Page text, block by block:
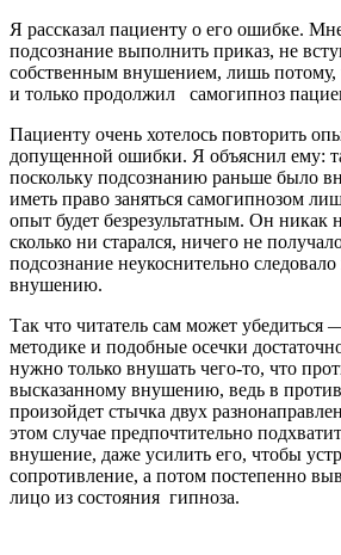
Я рассказал пациенту о его ошибке. Мне
подсознание выполнить приказ, не
собственным внушением, лишь потому,
и только продолжил самогипноз
Пациенту очень хотелось повторить
допущенной ошибки. Я объяснил ему:
поскольку подсознанию раньше было
иметь право заняться самогипнозом
опыт будет безрезультатным. Он никак
сколько ни старался, ничего не
подсознание неукоснительно
внушению.
Так что читатель сам может убедиться
методике и подобные осечки
нужно только внушать чего-то, что
высказанному внушению, ведь в
произойдет стычка двух
этом случае предпочтительно
внушение, даже усилить его, чтобы
сопротивление, а потом постепенно
лицо из состояния гипноза.